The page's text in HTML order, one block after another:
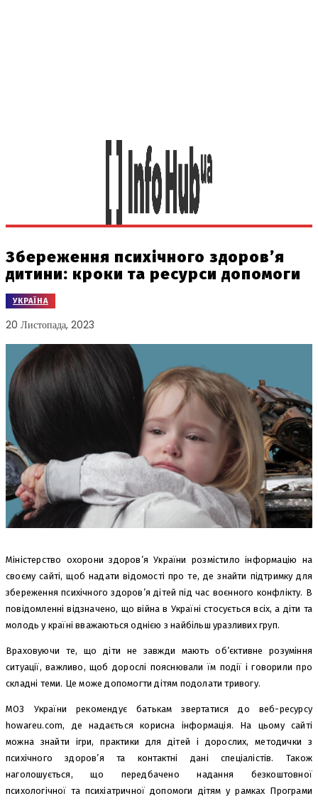
Збереження психічного здоров’я
дитини: кроки та ресурси допомоги
УКРАЇНА
20 Листопада, 2023
Міністерство охорони здоров’я України розмістило інформацію на
своєму сайті, щоб надати відомості про те, де знайти підтримку для
збереження психічного здоров’я дітей під час воєнного конфлікту. В
повідомленні відзначено, що війна в Україні стосується всіх, а діти та
молодь у країні вважаються однією з найбільш уразливих груп.
Враховуючи те, що діти не завжди мають об’єктивне розуміння
ситуації, важливо, щоб дорослі пояснювали їм події і говорили про
складні теми. Це може допомогти дітям подолати тривогу.
МОЗ України рекомендує батькам звертатися до веб-ресурсу
howareu.com, де надається корисна інформація. На цьому сайті
можна знайти ігри, практики для дітей і дорослих, методички з
психічного здоров’я та контактні дані спеціалістів. Також
наголошується, що передбачено надання безкоштовної
психологічної та психіатричної допомоги дітям у рамках Програми